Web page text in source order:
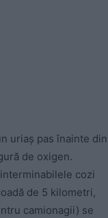
uriaș pas înainte din
de oxigen.
cozi
de 5 kilometri,
camionagii) se